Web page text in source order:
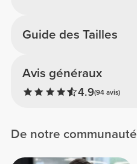
Avis généraux
4.9(94 avis)
Guide des Tailles
De notre communauté